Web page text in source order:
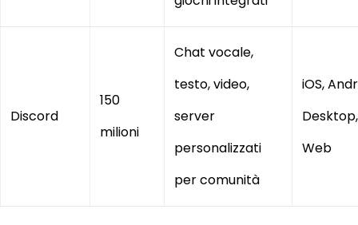
Discord
150
milioni
Chat vocale,
testo, video,
server
personalizzati
per comunità
iOS,
Desktop,
Web